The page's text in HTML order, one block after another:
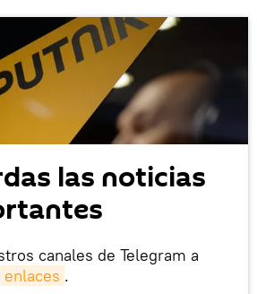
las noticias
canales de Telegram a
enlaces .